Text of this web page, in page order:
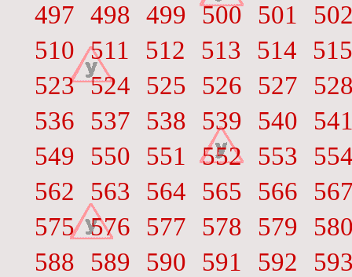
497 498 499 500 501
510 511 512 513 514
515
523 524 525 526 527
536
537 538 539 540
549
550 551 552 553
562
563 564 565 566
575 576 577 578 579
588
589 590 591 592